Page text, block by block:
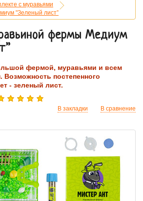
с муравьями
"Зеленый лист”
фермы Медиум
фермой, муравьями и всем
постепенного
- зеленый лист.
В закладки В сравнение